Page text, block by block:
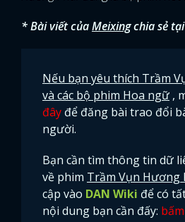
* Bài viết củaMeixingchia sẻ
Nếu bạn yêu thích Trầm
và các bộ phim Hoa ngữ ,
đây để đăng bài trao đổi
người.
Bạn cần tìm thông tin dữ
về phim Trầm Vụn Hương
cập vào DAN Wiki để có
nội dung bạn cần đấy: